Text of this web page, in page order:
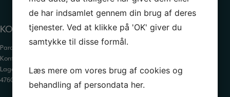
KONTAKTINFORMATION
Paraffinhuset A/S
Kontor: Orevej 211
Lager: Tandhjulet 5
4760 Vordingborg
de har indsamlet gennem din brug af deres
tjenester. Ved at klikke på 'OK' giver du
samtykke til disse formål.
Læs mere om vores brug af cookies og
behandling af persondata her.